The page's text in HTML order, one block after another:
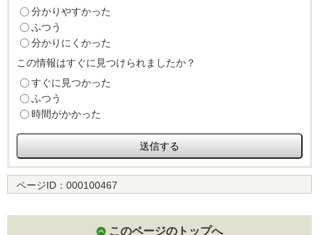
分かりやすかった
ふつう
分かりにくかった
この情報はすぐに見つけられましたか？
すぐに見つかった
ふつう
時間がかかった
ページID： 000100467
このページのトップへ